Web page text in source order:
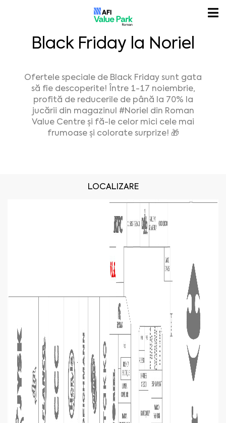
Black Friday la Noriel
Ofertele speciale de Black Friday sunt gata
să fie descoperite! Între 1-17 noiembrie,
profită de reducerile de până la 70% la
jucării din magazinul #Noriel din Roman
Value Centre și fă-le celor mici cele mai
frumoase și colorate surprize! 🎁
LOCALIZARE